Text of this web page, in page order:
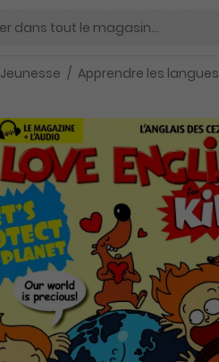
Jeunesse Apprendre les langues